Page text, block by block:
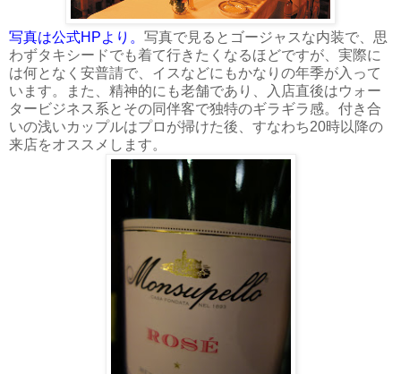
写真は公式HPより。 写真で見るとゴージャスな内装で、思
わずタキシードでも着て行きたくなるほどですが、実際に
は何となく安普請で、イスなどにもかなりの年季が入って
います。また、精神的にも老舗であり、入店直後はウォー
タービジネス系とその同伴客で独特のギラギラ感。付き合
いの浅いカップルはプロが掃けた後、すなわち20時以降の
来店をオススメします。